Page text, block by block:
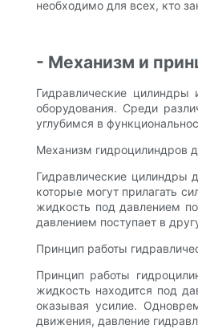
необходимо для всех, кто
- Механизм и
Гидравлические
оборудования. Среди
углубимся в
Механизм гидроцилиндров
Гидравлические цилиндры
которые могут прилагать
жидкость под давлением
давлением поступает в
Принцип работы
Принцип работы
жидкость находится под
оказывая усилие.
движения, давление